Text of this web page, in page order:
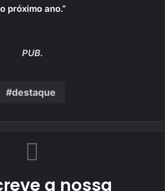
próximo ano.”
PUB.
destaque
a nossa